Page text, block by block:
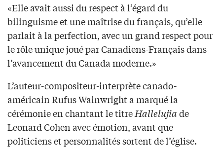
«Elle avait aussi du respect à l’égard du
bilinguisme et une maîtrise du français, qu’elle
parlait à la perfection, avec un grand respect pour
le rôle unique joué par Canadiens-Français dans
l’avancement du Canada moderne.»
L’auteur-compositeur-interprète canado-
américain Rufus Wainwright a marqué la
cérémonie en chantant le titreHallelujiade
Leonard Cohen avec émotion, avant que
politiciens et personnalités sortent de l’église.